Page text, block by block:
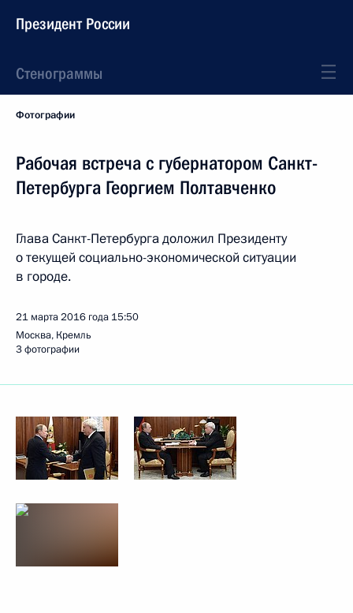
Президент России
Стенограммы
Фотографии
Рабочая встреча с губернатором Санкт-
Петербурга Георгием Полтавченко
Глава Санкт-Петербурга доложил Президенту
о текущей социально-экономической ситуации
в городе.
21 марта 2016 года 15:50
Москва, Кремль
3 фотографии